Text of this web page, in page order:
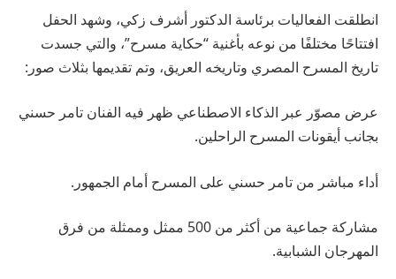
انطلقت الفعاليات برئاسة الدكتور أشرف زكي، وشهد الحفل
افتتاحًا مختلفًا من نوعه بأغنية “حكاية مسرح”، والتي جسدت
تاريخ المسرح المصري وتاريخه العريق، وتم تقديمها بثلاث صور:
عرض مصوّر عبر الذكاء الاصطناعي ظهر فيه الفنان تامر حسني
بجانب أيقونات المسرح الراحلين.
أداء مباشر من تامر حسني على المسرح أمام الجمهور.
مشاركة جماعية من أكثر من 500 ممثل وممثلة من فرق
المهرجان الشبابية.